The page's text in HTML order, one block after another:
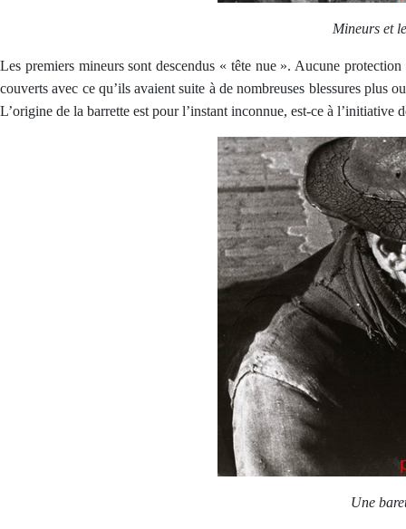
Mineurs et
Les premiers mineurs sont descendus « tête nue ». Aucune
couverts avec ce qu’ils avaient suite à de nombreuses blessures plus
L’origine de la barrette est pour l’instant inconnue, est-ce à l’initiative
Une